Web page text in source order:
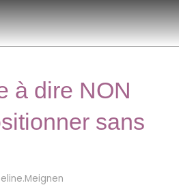
à dire NON
sans